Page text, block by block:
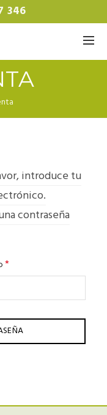
346
introduce tu
contraseña
*Obligatorio